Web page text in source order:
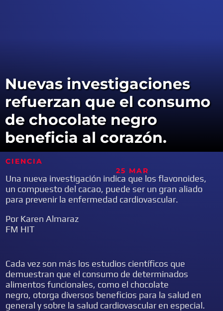
Nuevas investigaciones
refuerzan que el consumo
de chocolate negro
beneficia al corazón.
CIENCIA
25 MAR
Una nueva investigación indica que los flavonoides,
un compuesto del cacao, puede ser un gran aliado
para prevenir la enfermedad cardiovascular.
Por Karen Almaraz
FM HIT
Cada vez son más los estudios científicos que
demuestran que el consumo de determinados
alimentos funcionales, como el chocolate
negro, otorga diversos beneficios para la salud en
general y sobre la salud cardiovascular en especial.